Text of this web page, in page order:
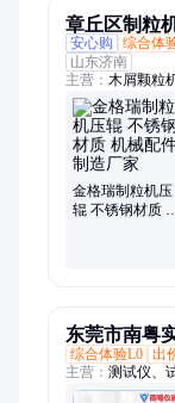
章丘区制粒
安心购
综合体
山东济南
主营： 木屑颗粒
颗粒机模具、颗
机、700颗粒机
片机、高效粉碎
末制粒机、燃料
棉短绒制粒机、
金格瑞制粒机压
辊 不锈钢材质
东莞市南粤
综合体验L0 出
主营： 测试仪、
干燥烘烤箱、标